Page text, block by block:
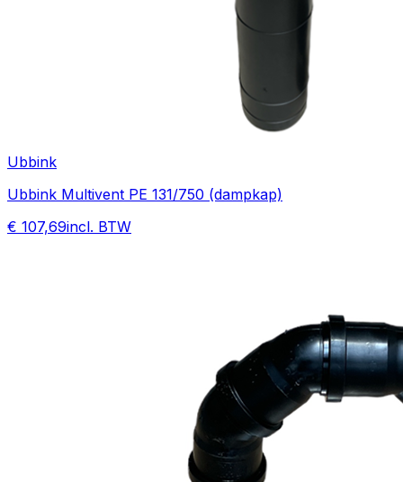
Ubbink
Ubbink Multivent PE 131/750 (dampkap)
€ 107,69incl. BTW